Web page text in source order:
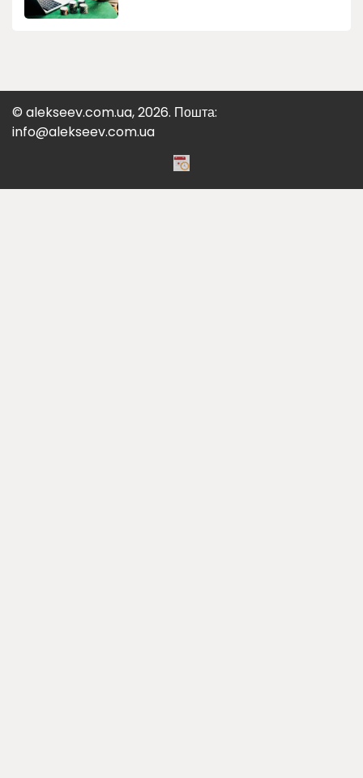
© alekseev.com.ua, 2026. Пошта:
info@alekseev.com.ua